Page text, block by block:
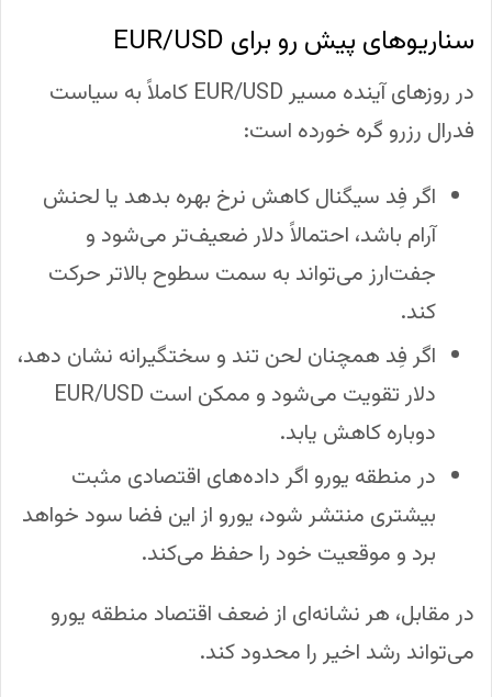
سناریوهای پیش رو برای EUR/USD
در روزهای آینده مسیر EUR/USD کاملاً به سیاست
فدرال رزرو گره خورده است:
اگر فِد سیگنال کاهش نرخ بهره بدهد یا لحنش
آرام باشد، احتمالاً دلار ضعیف‌تر می‌شود و
جفت‌ارز می‌تواند به سمت سطوح بالاتر حرکت
کند.
اگر فِد همچنان لحن تند و سختگیرانه نشان دهد،
دلار تقویت می‌شود و ممکن است EUR/USD
دوباره کاهش یابد.
در منطقه یورو اگر داده‌های اقتصادی مثبت
بیشتری منتشر شود، یورو از این فضا سود خواهد
برد و موقعیت خود را حفظ می‌کند.
در مقابل، هر نشانه‌ای از ضعف اقتصاد منطقه یورو
می‌تواند رشد اخیر را محدود کند.